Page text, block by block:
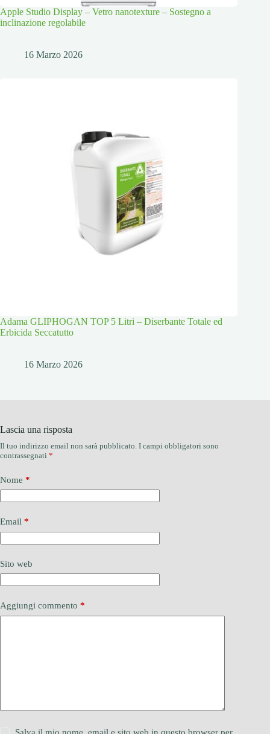
Apple Studio Display – Vetro nanotexture – Sostegno a
inclinazione regolabile
16 Marzo 2026
Adama GLIPHOGAN TOP 5 Litri – Diserbante Totale ed
Erbicida Seccatutto
16 Marzo 2026
Lascia una risposta
Il tuo indirizzo email non sarà pubblicato. I campi obbligatori sono
contrassegnati *
Nome *
Email *
Sito web
Aggiungi commento *
Salva il mio nome, email e sito web in questo browser per